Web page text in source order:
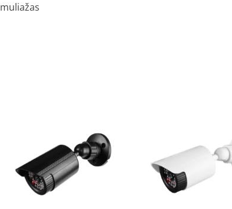
muliažas
€14.00.€11.50.